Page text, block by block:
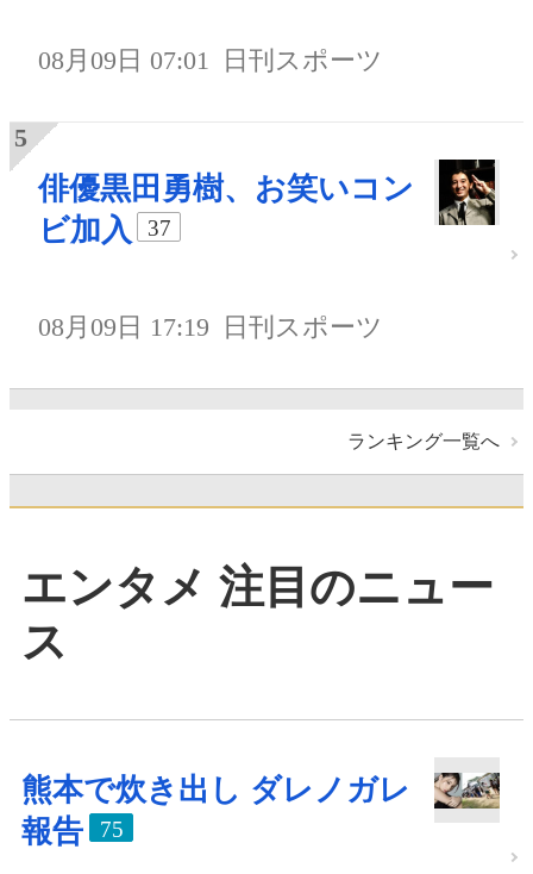
08月09日 07:01 日刊スポーツ
俳優黒田勇樹、お笑いコン
ビ加入
37
08月09日 17:19 日刊スポーツ
ランキング一覧へ
エンタメ 注目のニュー
ス
熊本で炊き出し ダレノガレ
報告
75